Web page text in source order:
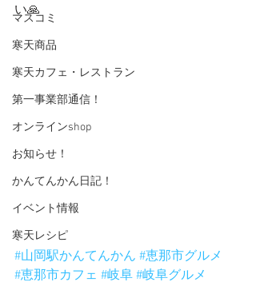
マスコミ
寒天商品
寒天カフェ・レストラン
第一事業部通信！
オンラインshop
お知らせ！
かんてんかん日記！
イベント情報
寒天レシピ
い🙏
#山岡駅かんてんかん #恵那市グルメ
#恵那市カフェ #岐阜 #岐阜グルメ